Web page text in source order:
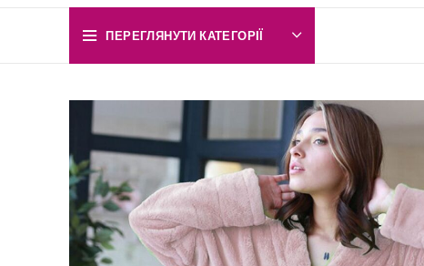
ПЕРЕГЛЯНУТИ КАТЕГОРІЇ